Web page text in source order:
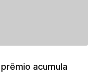
acumula